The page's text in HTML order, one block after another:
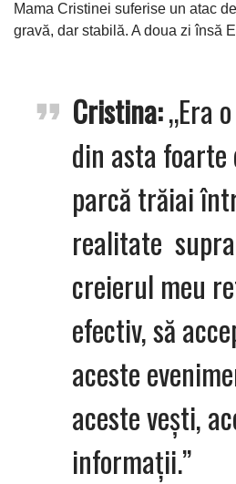
Mama Cristinei suferise un atac
gravă, dar stabilă. A doua zi însă
Cristina:„Era
din asta foarte
parcă trăiai
realitate
creierul meu
efectiv, să
aceste
aceste vești,
informații.”